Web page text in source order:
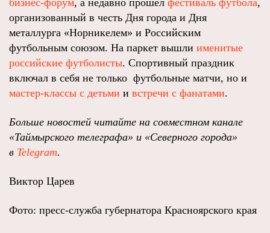
бизнес-форум, а недавно прошел фестиваль футбола,
организованный в честь Дня города и Дня
металлурга «Норникелем» и Российским
футбольным союзом. На паркет вышли именитые
российские футболисты. Спортивный праздник
включал в себя не только футбольные матчи, но и
мастер-классы с детьми и встречи с фанатами.
Больше новостей читайте на совместном канале
«Таймырского телеграфа» и «Северного города»
в Telegram.
Виктор Царев
Фото: пресс-служба губернатора Красноярского края